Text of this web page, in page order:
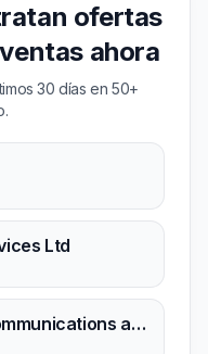
ofertas
ahora
30 días en 50+
Ltd
Aflak Solutions for Communications and IT